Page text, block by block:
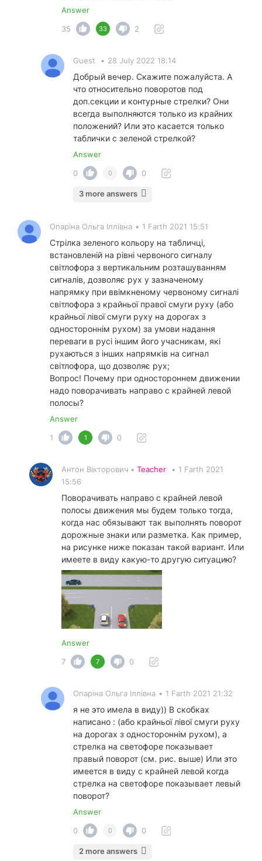
Answer
35
33 2
Guest • 28 July 2022 18:14
Добрый вечер. Скажите пожалуйста. А
что относительно поворотов под
доп.секции и контурные стрелки? Они
всегда выполняются только из крайних
положений? Или это касается только
таблички с зеленой стрелкой?
Answer
0
0 0
3 more answers
Опаріна Ольга Іллівна • 1 Farth 2021 15:51
Стрілка зеленого кольору на табличці,
встановленій на рівні червоного сигналу
світлофора з вертикальним розташуванням
сигналів, дозволяє рух у зазначеному
напрямку при ввімкненому червоному сигналі
світлофора з крайньої правої смуги руху (або
крайньої лівої смуги руху на дорогах з
одностороннім рухом) за умови надання
переваги в русі іншим його учасникам, які
рухаються з інших напрямків на сигнал
світлофора, що дозволяє рух;
Вопрос! Почему при одностороннем движении
надо поворачивать направо с крайней левой
полосы?
Answer
1
1 0
Антон Вікторович • Teacher • 1 Farth 2021
15:56
Поворачивать направо с крайней левой
полосы движения мы будем только тогда,
когда нас обязывают так выполнять поворот
дорожные знаки или разметка. Как пример,
на рисунке ниже показан такой вариант. Или
имеете в виду какую-то другую ситуацию?
Answer
7
7 0
Опаріна Ольга Іллівна • 1 Farth 2021 21:32
я не это имела в виду)) В скобках
написано : (або крайньої лівої смуги руху
на дорогах з одностороннім рухом), а
стрелка на светофоре показывает
правый поворот (см. рис. выше) Или это
имеется в виду с крайней левой когда
стрелка на светофоре показывает левый
поворот?
Answer
0
0 0
2 more answers